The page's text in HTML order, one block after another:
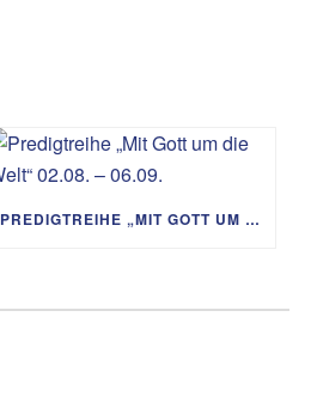
PREDIGTREIHE „MIT GOTT UM DIE WELT“ 02.08. – 06.09.